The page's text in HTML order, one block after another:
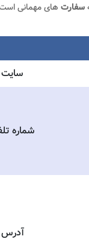
سفارت های مهمانی
سایت
شماره
آدرس